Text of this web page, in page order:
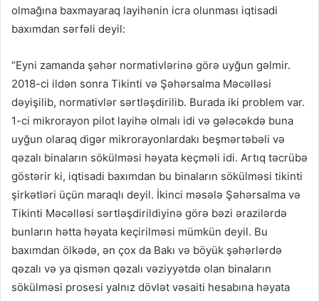
olmağına baxmayaraq layihənin icra olunması iqtisadi
baxımdan sərfəli deyil:
“Eyni zamanda şəhər normativlərinə görə uyğun gəlmir.
2018-ci ildən sonra Tikinti və Şəhərsalma Məcəlləsi
dəyişilib, normativlər sərtləşdirilib. Burada iki problem var.
1-ci mikrorayon pilot layihə olmalı idi və gələcəkdə buna
uyğun olaraq digər mikrorayonlardakı beşmərtəbəli və
qəzalı binaların sökülməsi həyata keçməli idi. Artıq təcrübə
göstərir ki, iqtisadi baxımdan bu binaların sökülməsi tikinti
şirkətləri üçün maraqlı deyil. İkinci məsələ Şəhərsalma və
Tikinti Məcəlləsi sərtləşdirildiyinə görə bəzi ərazilərdə
bunların hətta həyata keçirilməsi mümkün deyil. Bu
baxımdan ölkədə, ən çox da Bakı və böyük şəhərlərdə
qəzalı və ya qismən qəzalı vəziyyətdə olan binaların
sökülməsi prosesi yalnız dövlət vəsaiti hesabına həyata